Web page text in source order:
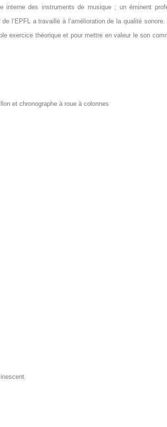
interne des instruments de musique ; un éminent
l’EPFL a travaillé à l’amélioration de la qualité sonore.
exercice théorique et pour mettre en valeur le son
et chronographe à roue à colonnes